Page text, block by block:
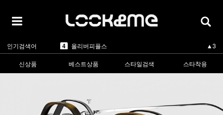
인기검색어
1 라피스센시블레 ▲3
마스카 ▲3
4 올리버피플스 ▲3
5 카렌워커 ▲1
라피스센시블레
신상품 베스트상품 스타일검색 스타착용